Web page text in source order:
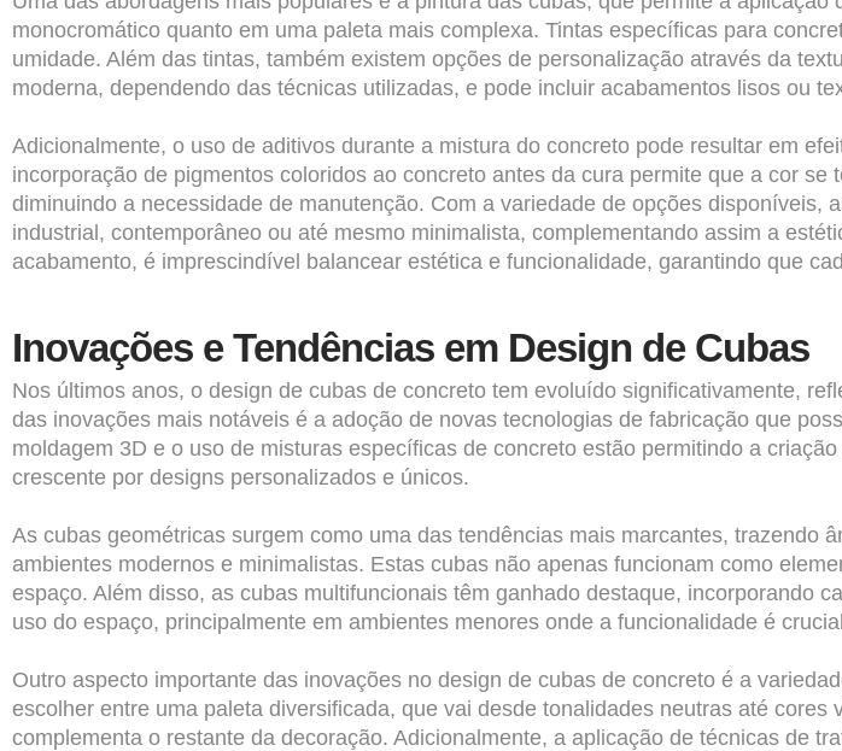
monocromático quanto em uma paleta mais complexa. Tintas específicas para
umidade. Além das tintas, também existem opções de personalização através da
moderna, dependendo das técnicas utilizadas, e pode incluir acabamentos lisos ou
Adicionalmente, o uso de aditivos durante a mistura do concreto pode resultar em
incorporação de pigmentos coloridos ao concreto antes da cura permite que a cor
diminuindo a necessidade de manutenção. Com a variedade de opções
industrial, contemporâneo ou até mesmo minimalista, complementando assim a
acabamento, é imprescindível balancear estética e funcionalidade, garantindo que
Inovações e Tendências em Design de Cubas
Nos últimos anos, o design de cubas de concreto tem evoluído significativamente,
das inovações mais notáveis é a adoção de novas tecnologias de fabricação que
moldagem 3D e o uso de misturas específicas de concreto estão permitindo a
crescente por designs personalizados e únicos.
As cubas geométricas surgem como uma das tendências mais marcantes, trazendo
ambientes modernos e minimalistas. Estas cubas não apenas funcionam como
espaço. Além disso, as cubas multifuncionais têm ganhado destaque, incorporando
uso do espaço, principalmente em ambientes menores onde a funcionalidade é
Outro aspecto importante das inovações no design de cubas de concreto é a
escolher entre uma paleta diversificada, que vai desde tonalidades neutras até
complementa o restante da decoração. Adicionalmente, a aplicação de técnicas de